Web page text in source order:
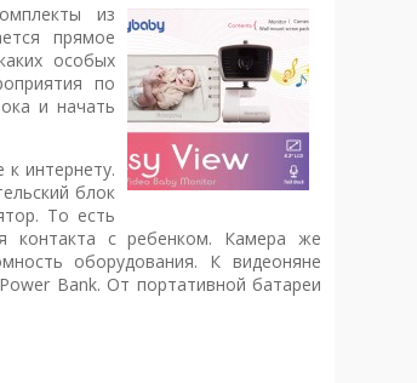
из
прямое
особых
по
и начать
интернету.
блок
То есть
контакта с ребенком. Камера же
оборудования. К видеоняне
Bank. От портативной батареи